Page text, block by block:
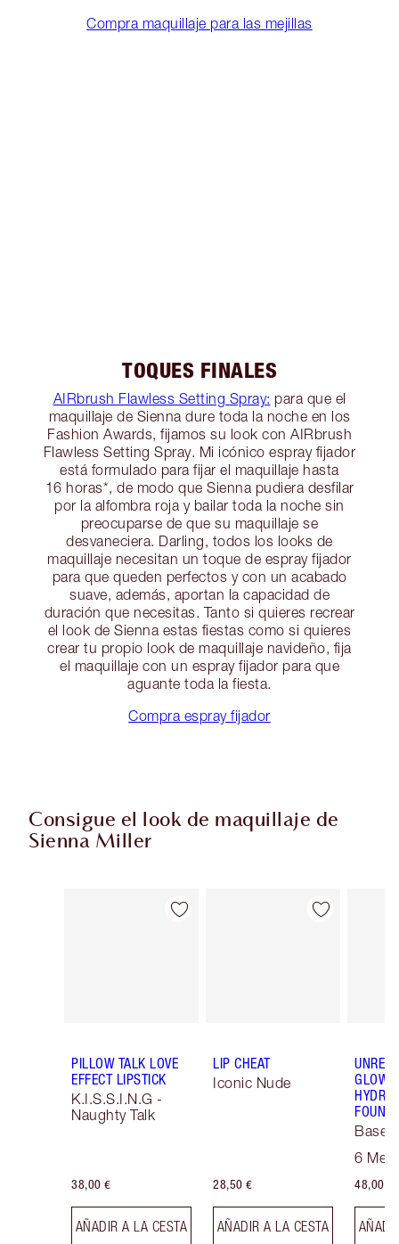
Compra maquillaje para las mejillas
TOQUES FINALES
AIRbrush Flawless Setting Spray: para que el
maquillaje de Sienna dure toda la noche en los
Fashion Awards, fijamos su look con AIRbrush
Flawless Setting Spray. Mi icónico espray fijador
está formulado para fijar el maquillaje hasta
16 horas*, de modo que Sienna pudiera desfilar
por la alfombra roja y bailar toda la noche sin
preocuparse de que su maquillaje se
desvaneciera. Darling, todos los looks de
maquillaje necesitan un toque de espray fijador
para que queden perfectos y con un acabado
suave, además, aportan la capacidad de
duración que necesitas. Tanto si quieres recrear
el look de Sienna estas fiestas como si quieres
crear tu propio look de maquillaje navideño, fija
el maquillaje con un espray fijador para que
aguante toda la fiesta.
Compra espray fijador
Consigue el look de maquillaje de
Sienna Miller
Artículo 1 de 13
PILLOW TALK LOVE
EFFECT LIPSTICK
K.I.S.S.I.N.G -
Naughty Talk
38,00 €
AÑADIR A LA CESTA
Artículo 2 de 13
LIP CHEAT
Iconic Nude
28,50 €
AÑADIR A LA CESTA
GLOW
Base
Focus
6
48,00 €